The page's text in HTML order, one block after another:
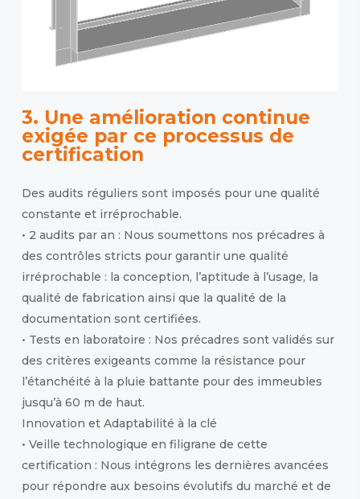
3. Une amélioration continue
exigée par ce processus de
certification
Des audits réguliers sont imposés pour une qualité
constante et irréprochable.
• 2 audits par an : Nous soumettons nos précadres à
des contrôles stricts pour garantir une qualité
irréprochable : la conception, l’aptitude à l’usage, la
qualité de fabrication ainsi que la qualité de la
documentation sont certifiées.
• Tests en laboratoire : Nos précadres sont validés sur
des critères exigeants comme la résistance pour
l’étanchéité à la pluie battante pour des immeubles
jusqu’à 60 m de haut.
Innovation et Adaptabilité à la clé
• Veille technologique en filigrane de cette
certification : Nous intégrons les dernières avancées
pour répondre aux besoins évolutifs du marché et de